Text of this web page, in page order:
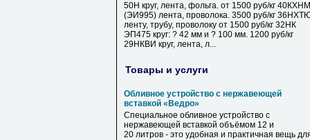
50Н круг, лента, фольга. от 1500 руб/кг 40КХНМ
(ЭИ995) лента, проволока. 3500 руб/кг
ленту, трубу, проволоку от 1500 руб/кг 32НК
ЭП475 круг: ? 42 мм и ? 100 мм. 1200 руб/кг
29НКВИ круг, лента, л...
Товары и услуги
Обливное устройство с нержавеющей
вставкой «Ведро»
Специальное обливное устройство с
нержавеющей вставкой объёмом 12 и
20 литров - это удобная и практичная вещь